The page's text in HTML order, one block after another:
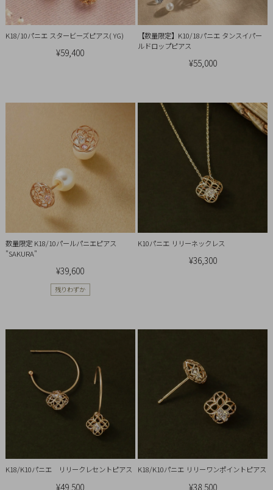
K18/10パニエ スタービーズピアス( YG)
¥59,400
【数量限定】K10/18パニエ タンスイパー
ルドロップピアス
¥55,000
数量限定 K18/10パールパニエピアス
"SAKURA"
¥39,600
残りわずか
K10パニエ リリーネックレス
¥36,300
K18/K10パニエ リリークレセントピアス
¥49,500
K18/K10パニエ リリーワンポイントピアス
¥38,500
お
ア
ェ
ッ
品
ド